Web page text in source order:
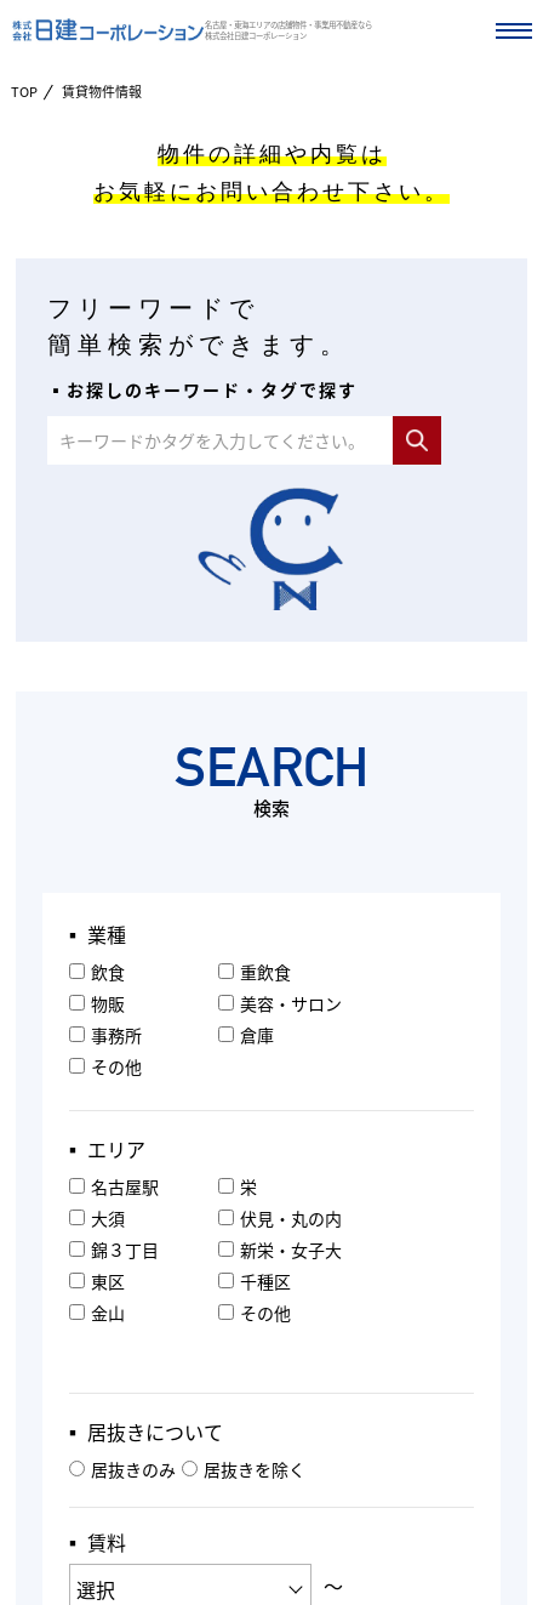
名古屋・東海エリアの店舗物件・事業用不動産なら
株式会社日建コーポレーション
TOP 賃貸物件情報
物件の詳細や内覧は
お気軽にお問い合わせ下さい。
フリーワードで
簡単検索ができます。
▪︎お探しのキーワード・タグで探す
SEARCH
検索
▪︎ 業種
飲食
重飲食
物販
美容・サロン
事務所
倉庫
その他
▪︎ エリア
名古屋駅
栄
大須
伏見・丸の内
錦３丁目
新栄・女子大
東区
千種区
金山
その他
▪︎ 居抜きについて
居抜きのみ 居抜きを除く
▪︎ 賃料
〜